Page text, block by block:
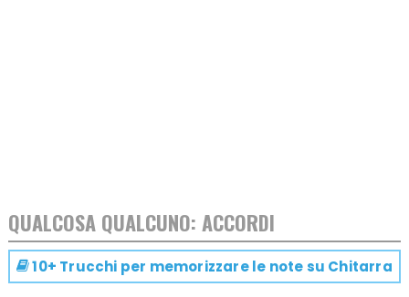
QUALCOSA QUALCUNO: ACCORDI
10+ Trucchi per memorizzare le note su Chitarra